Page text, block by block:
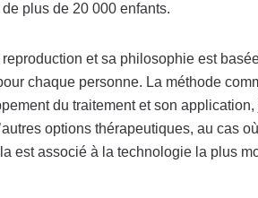
plus de 20 000 enfants.
et sa philosophie est
chaque personne. La méthode
du traitement et son application,
options thérapeutiques, au cas
est associé à la technologie la plus